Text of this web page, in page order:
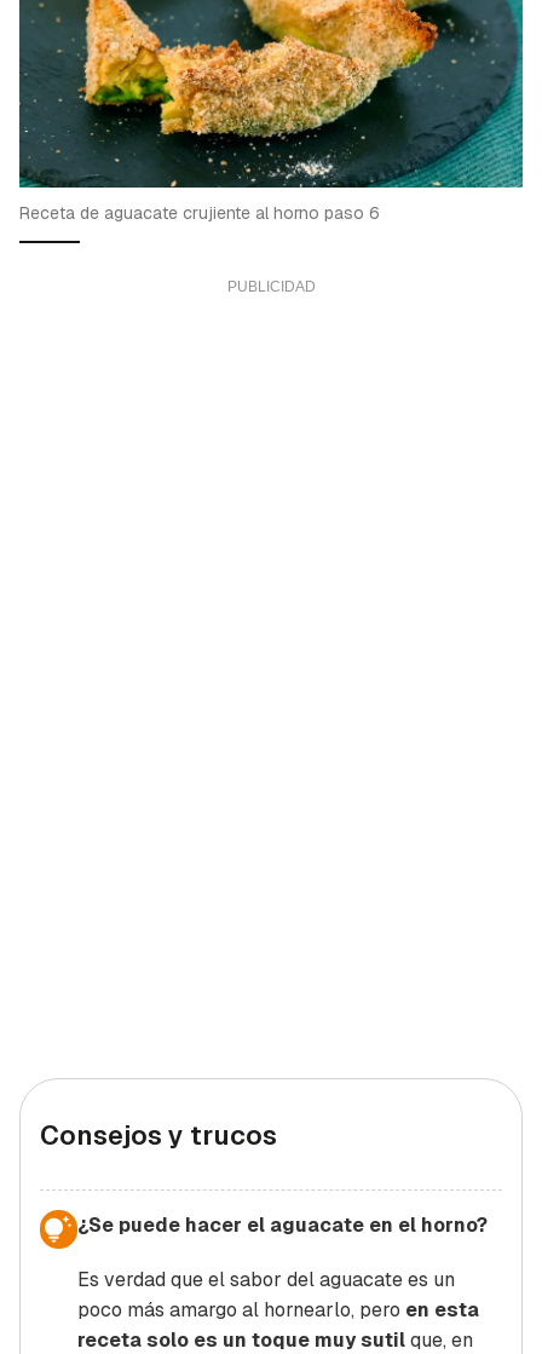
Receta de aguacate crujiente al horno paso 6
Consejos y trucos
¿Se puede hacer el aguacate en el horno?
Es verdad que el sabor del aguacate es un
poco más amargo al hornearlo, pero en esta
receta solo es un toque muy sutilque, en